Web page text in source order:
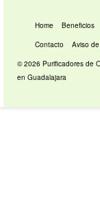
Home Beneficios
Contacto
Aviso
© 2026 Purificadores de
en Guadalajara